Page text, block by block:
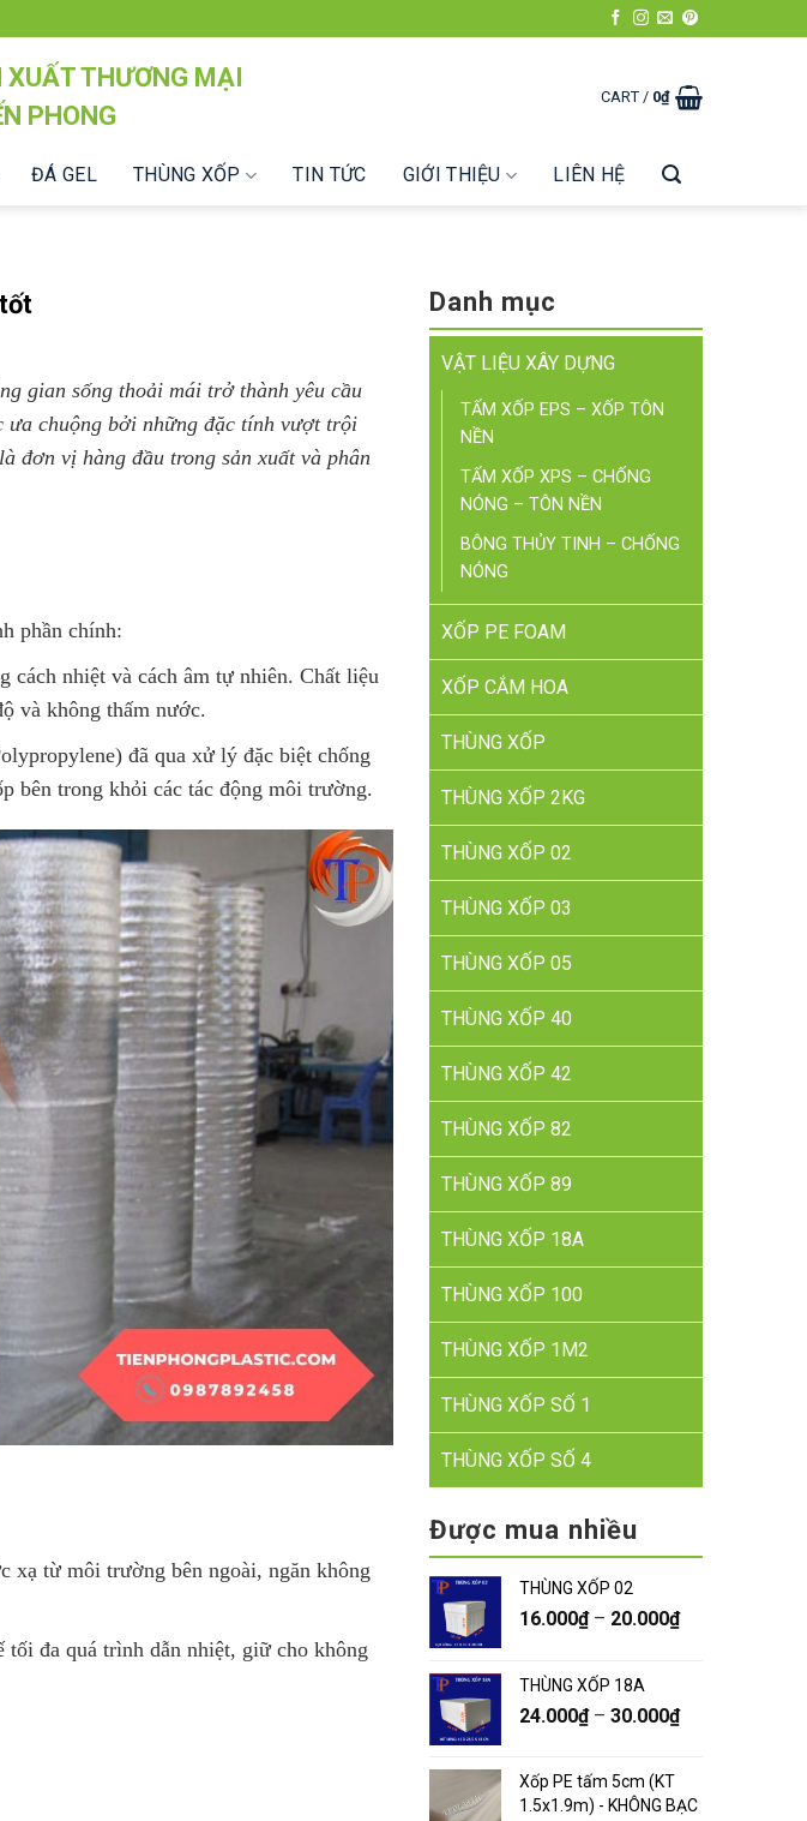
XUẤT THƯƠNG MẠI
PHONG
CART / 0₫
ĐÁ GEL THÙNG XỐP TIN TỨC GIỚI THIỆU LIÊN HỆ
gian sống thoải mái trở thành yêu cầu
ưa chuộng bởi những đặc tính vượt trội
đơn vị hàng đầu trong sản xuất và phân
phần chính:
cách nhiệt và cách âm tự nhiên. Chất liệu
và không thấm nước.
đã qua xử lý đặc biệt chống
bên trong khỏi các tác động môi trường.
xạ từ môi trường bên ngoài, ngăn không
tối đa quá trình dẫn nhiệt, giữ cho không
Danh mục
VẬT LIỆU XÂY DỰNG
TẤM XỐP EPS – XỐP TÔN
NỀN
TẤM XỐP XPS – CHỐNG
NÓNG – TÔN NỀN
BÔNG THỦY TINH – CHỐNG
NÓNG
XỐP PE FOAM
XỐP CẮM HOA
THÙNG XỐP
THÙNG XỐP 2KG
THÙNG XỐP 02
THÙNG XỐP 03
THÙNG XỐP 05
THÙNG XỐP 40
THÙNG XỐP 42
THÙNG XỐP 82
THÙNG XỐP 89
THÙNG XỐP 18A
THÙNG XỐP 100
THÙNG XỐP 1M2
THÙNG XỐP SỐ 1
THÙNG XỐP SỐ 4
Được mua nhiều
THÙNG XỐP 02
16.000₫– 20.000₫
THÙNG XỐP 18A
24.000₫– 30.000₫
Xốp PE tấm 5cm (KT
1.5x1.9m) - KHÔNG BẠC